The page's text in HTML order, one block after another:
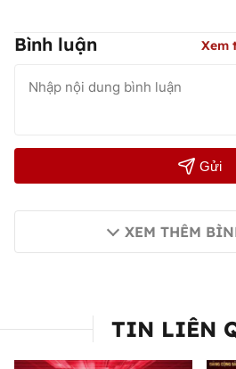
Bình luận Xem
Gửi
XEM THÊM
TIN LIÊN